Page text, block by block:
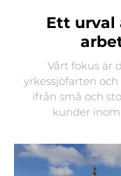
Ett urval
Vårt fokus är
yrkessjöfarten
ifrån små och
kunder